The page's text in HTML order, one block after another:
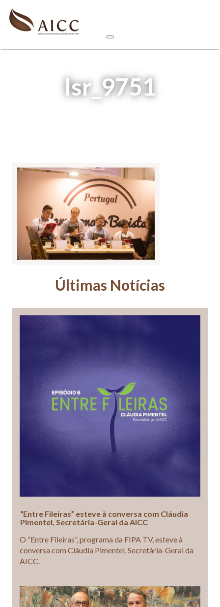
lsr_9751
Últimas Notícias
“Entre Fileiras” esteve à conversa com Cláudia
Pimentel, Secretária-Geral da AICC
O “Entre Fileiras”, programa da FIPA TV, esteve à
conversa com Cláudia Pimentel, Secretária-Geral da
AICC.